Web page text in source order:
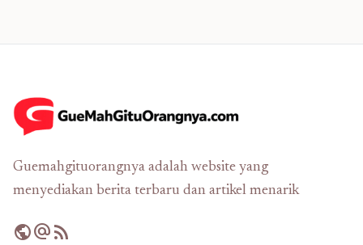
Guemahgituorangnya adalah website yang
menyediakan berita terbaru dan artikel menarik
publicalternate_emailrss_feed